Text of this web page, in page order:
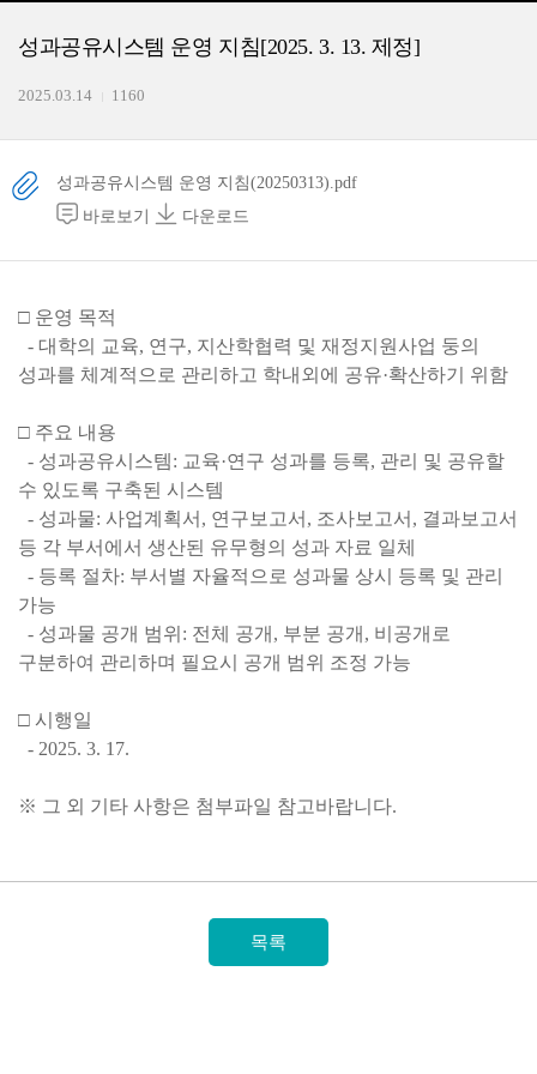
성과공유시스템 운영 지침[2025. 3. 13. 제정]
2025.03.14 1160
성과공유시스템 운영 지침(20250313).pdf
바로보기
다운로드
□ 운영 목적
- 대학의 교육, 연구, 지산학협력 및 재정지원사업 둥의
성과를 체계적으로 관리하고 학내외에 공유·확산하기 위함
□ 주요 내용
- 성과공유시스템: 교육·연구 성과를 등록, 관리 및 공유할
수 있도록 구축된 시스템
- 성과물: 사업계획서, 연구보고서, 조사보고서, 결과보고서
등 각 부서에서 생산된 유무형의 성과 자료 일체
- 등록 절차: 부서별 자율적으로 성과물 상시 등록 및 관리
가능
- 성과물 공개 범위: 전체 공개, 부분 공개, 비공개로
구분하여 관리하며 필요시 공개 범위 조정 가능
□ 시행일
- 2025. 3. 17.
※ 그 외 기타 사항은 첨부파일 참고바랍니다.